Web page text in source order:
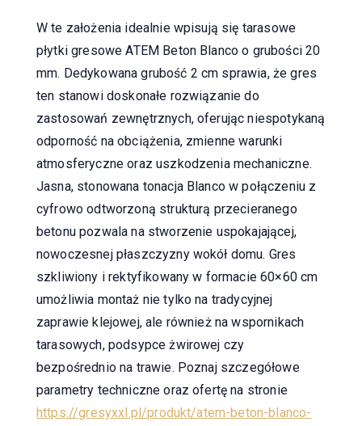
W te założenia idealnie wpisują się tarasowe
płytki gresowe ATEM Beton Blanco o grubości 20
mm. Dedykowana grubość 2 cm sprawia, że gres
ten stanowi doskonałe rozwiązanie do
zastosowań zewnętrznych, oferując niespotykaną
odporność na obciążenia, zmienne warunki
atmosferyczne oraz uszkodzenia mechaniczne.
Jasna, stonowana tonacja Blanco w połączeniu z
cyfrowo odtworzoną strukturą przecieranego
betonu pozwala na stworzenie uspokajającej,
nowoczesnej płaszczyzny wokół domu. Gres
szkliwiony i rektyfikowany w formacie 60×60 cm
umożliwia montaż nie tylko na tradycyjnej
zaprawie klejowej, ale również na wspornikach
tarasowych, podsypce żwirowej czy
bezpośrednio na trawie. Poznaj szczegółowe
parametry techniczne oraz ofertę na stronie
https://gresyxxl.pl/produkt/atem-beton-blanco-